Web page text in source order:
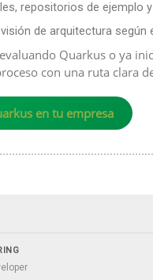
repositorios de ejemplo
de arquitectura según
Quarkus o ya
con una ruta clara
en tu empresa